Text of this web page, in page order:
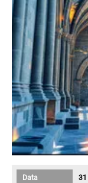
Data